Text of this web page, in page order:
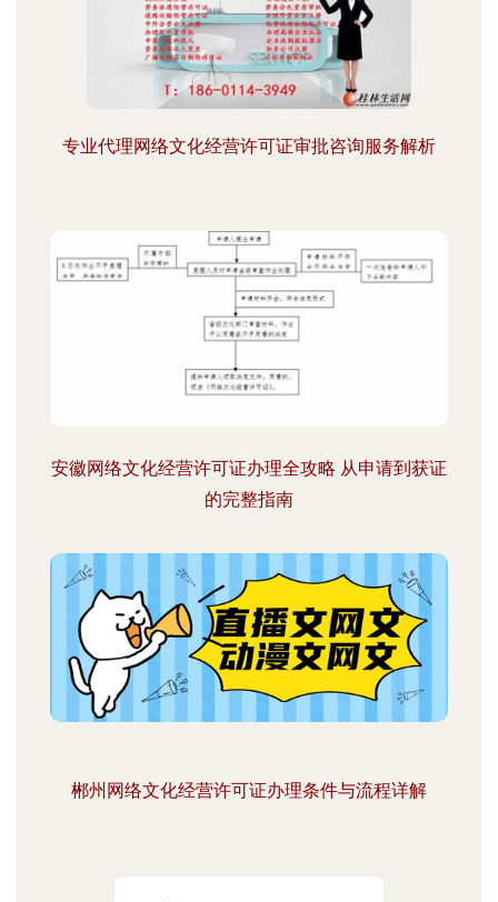
专业代理网络文化经营许可证审批咨询服务解析
安徽网络文化经营许可证办理全攻略 从申请到获证
的完整指南
郴州网络文化经营许可证办理条件与流程详解